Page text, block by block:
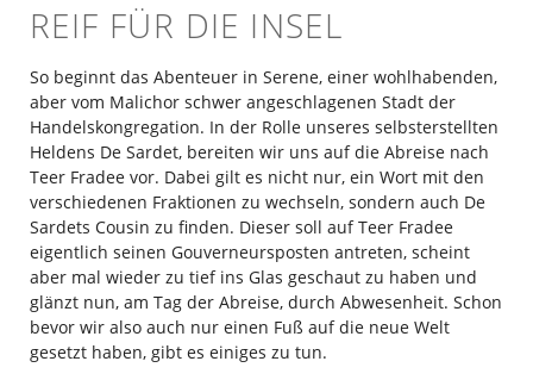
REIF FÜR DIE INSEL
So beginnt das Abenteuer in Serene, einer wohlhabenden,
aber vom Malichor schwer angeschlagenen Stadt der
Handelskongregation. In der Rolle unseres selbsterstellten
Heldens De Sardet, bereiten wir uns auf die Abreise nach
Teer Fradee vor. Dabei gilt es nicht nur, ein Wort mit den
verschiedenen Fraktionen zu wechseln, sondern auch De
Sardets Cousin zu finden. Dieser soll auf Teer Fradee
eigentlich seinen Gouverneursposten antreten, scheint
aber mal wieder zu tief ins Glas geschaut zu haben und
glänzt nun, am Tag der Abreise, durch Abwesenheit. Schon
bevor wir also auch nur einen Fuß auf die neue Welt
gesetzt haben, gibt es einiges zu tun.